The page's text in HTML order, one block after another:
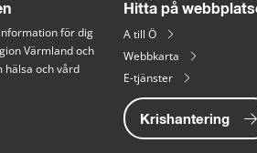
för dig
Värmland och
hälsa och vård
Hitta på
A till Ö
Webbkarta
E-tjänster
Krishantering